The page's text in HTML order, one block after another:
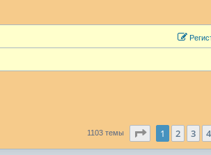
1103 темы Страница1 из
1 2 3 4